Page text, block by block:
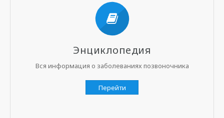
Энциклопедия
Вся информация о заболеваниях позвоночника
Перейти